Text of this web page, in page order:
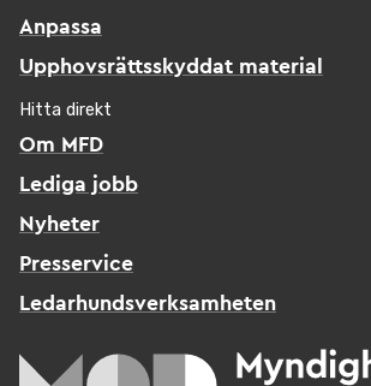
Anpassa
Upphovsrättsskyddat material
Hitta direkt
Om MFD
Lediga jobb
Nyheter
Presservice
Ledarhundsverksamheten